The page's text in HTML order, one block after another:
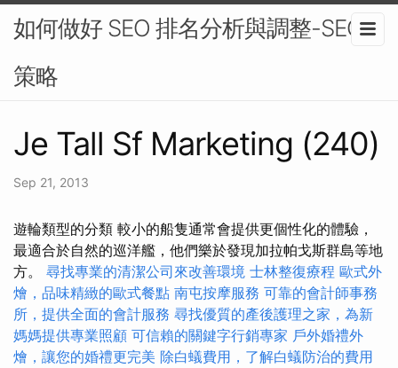
如何做好 SEO 排名分析與調整-SEO
策略
Je Tall Sf Marketing (240)
Sep 21, 2013
遊輪類型的分類 較小的船隻通常會提供更個性化的體驗，
最適合於自然的巡洋艦，他們樂於發現加拉帕戈斯群島等地
方。 尋找專業的清潔公司來改善環境 士林整復療程 歐式外
燴，品味精緻的歐式餐點 南屯按摩服務 可靠的會計師事務
所，提供全面的會計服務 尋找優質的產後護理之家，為新
媽媽提供專業照顧 可信賴的關鍵字行銷專家 戶外婚禮外
燴，讓您的婚禮更完美 除白蟻費用，了解白蟻防治的費用